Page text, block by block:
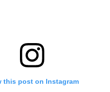
this post on Instagram